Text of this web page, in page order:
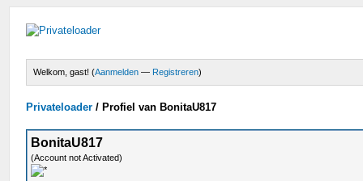
Welkom, gast! (Aanmelden — Registreren)
Privateloader / Profiel van BonitaU817
BonitaU817
(Account not Activated)